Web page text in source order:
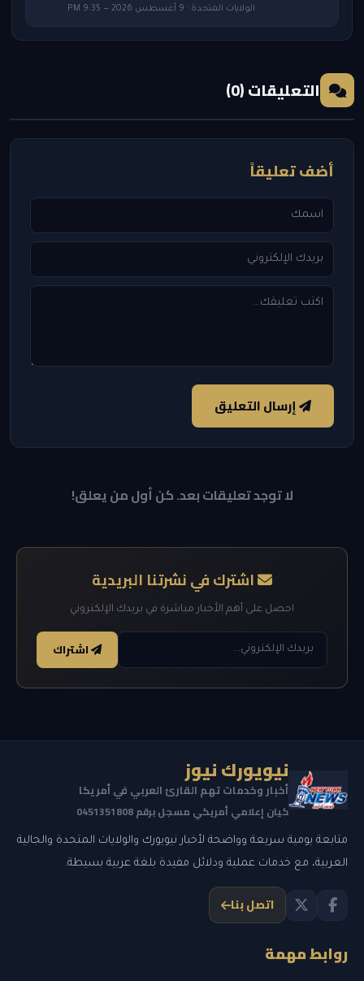
الولايات المتحدة · 9 أغسطس 2026 — 9:35 PM
التعليقات (0)
أضف تعليقاً
إرسال التعليق
لا توجد تعليقات بعد. كن أول من يعلق!
اشترك في نشرتنا البريدية
احصل على أهم الأخبار مباشرة في بريدك الإلكتروني
اشتراك
نيويورك نيوز
أخبار وخدمات تهم القارئ العربي في أمريكا
كيان إعلامي أمريكي مسجل برقم 0451351808
متابعة يومية سريعة وواضحة لأخبار نيويورك والولايات المتحدة والجالية
العربية، مع خدمات عملية ودلائل مفيدة بلغة عربية بسيطة.
اتصل بنا
روابط مهمة